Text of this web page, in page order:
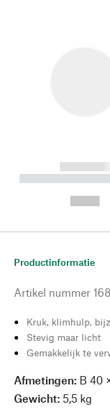
------------
-----------
Productinformatie
Artikel nummer
Kruk, klimhulp,
Stevig maar licht
Gemakkelijk te
Afmetingen: B 40
Gewicht: 5,5 kg